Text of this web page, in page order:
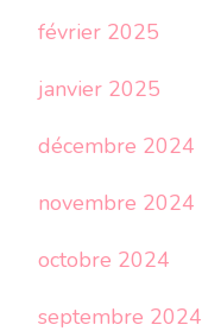
février 2025
janvier 2025
décembre 2024
novembre 2024
octobre 2024
septembre 2024